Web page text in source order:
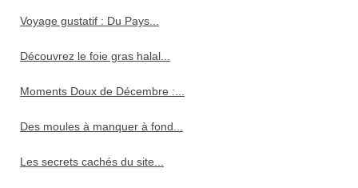
Voyage gustatif : Du Pays...
Découvrez le foie gras halal...
Moments Doux de Décembre :...
Des moules à manquer à fond...
Les secrets cachés du site...